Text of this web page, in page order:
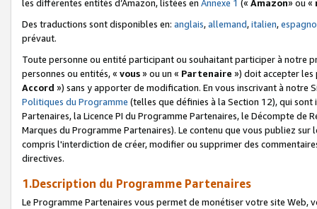
les différentes entités d’Amazon, listées en Annexe 1 (« Amazon» ou «
Des traductions sont disponibles en: anglais,allemand,italien,
prévaut.
Toute personne ou entité participant ou souhaitant participer à notre
personnes ou entités, « vous» ou un « Partenaire ») doit accepter les
Accord ») sans y apporter de modification. En vous inscrivant à notre
Politiques du Programme (telles que définies à la Section 12), qui
Partenaires, la Licence PI du Programme Partenaires, le Décompte de
Marques du Programme Partenaires). Le contenu que vous publiez
compris l'interdiction de créer, modifier ou supprimer des
directives.
1.Description du Programme Partenaires
Le Programme Partenaires vous permet de monétiser votre site Web,